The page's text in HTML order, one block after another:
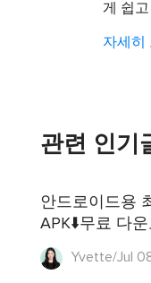
게 쉽
자세히
관련 인기
안드로이드용
APK⬇️무료 다
Yvette/Jul